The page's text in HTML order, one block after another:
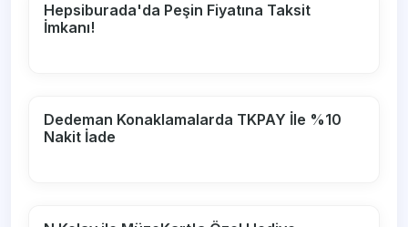
Hepsiburada'da Peşin Fiyatına Taksit
İmkanı!
Dedeman Konaklamalarda TKPAY İle %10
Nakit İade